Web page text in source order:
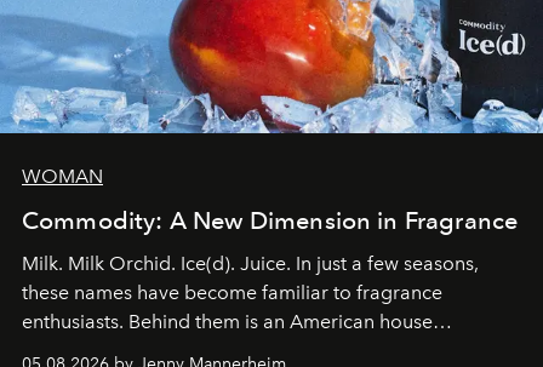
WOMAN
Commodity: A New Dimension in Fragrance
Milk. Milk Orchid. Ice(d). Juice. In just a few seasons,
these names have become familiar to fragrance
enthusiasts. Behind them is an American house
redefining the codes of contemporary perfumery with